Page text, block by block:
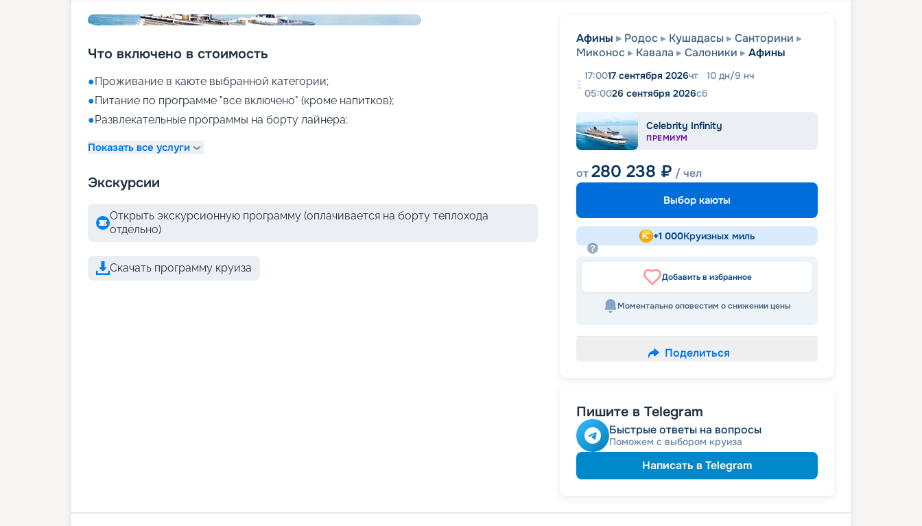
Что включено в стоимость
●Проживание в каюте выбранной категории;
●Питание по программе "все включено" (кроме напитков);
●Развлекательные программы на борту лайнера;
Показать все услуги
Экскурсии
Открыть экскурсионную программу (оплачивается на борту теплохода
отдельно)
Скачать программу круиза
Афины Родос Кушадасы
Санторини
Миконос
Кавала Салоники Афины
17:0017 сентября 2026чт 10 дн/9 нч
05:0026 сентября 2026сб
Celebrity Infinity
ПРЕМИУМ
от280 238 ₽ / чел
Выбор каюты
+1 000Круизных миль
Добавить в избранное
Моментально оповестим о снижении цены
Поделиться
Пишите в Telegram
Быстрые ответы на вопросы
Поможем с выбором круиза
Написать в Telegram